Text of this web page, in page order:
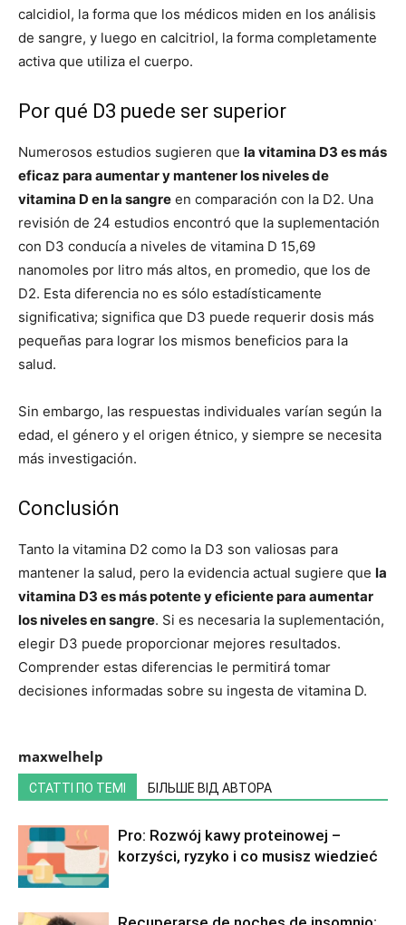
calcidiol, la forma que los médicos miden en los análisis
de sangre, y luego en calcitriol, la forma completamente
activa que utiliza el cuerpo.
Por qué D3 puede ser superior
Numerosos estudios sugieren que la vitamina D3 es más
eficaz para aumentar y mantener los niveles de
vitamina D en la sangre en comparación con la D2. Una
revisión de 24 estudios encontró que la suplementación
con D3 conducía a niveles de vitamina D 15,69
nanomoles por litro más altos, en promedio, que los de
D2. Esta diferencia no es sólo estadísticamente
significativa; significa que D3 puede requerir dosis más
pequeñas para lograr los mismos beneficios para la
salud.
Sin embargo, las respuestas individuales varían según la
edad, el género y el origen étnico, y siempre se necesita
más investigación.
Conclusión
Tanto la vitamina D2 como la D3 son valiosas para
mantener la salud, pero la evidencia actual sugiere que la
vitamina D3 es más potente y eficiente para aumentar
los niveles en sangre. Si es necesaria la suplementación,
elegir D3 puede proporcionar mejores resultados.
Comprender estas diferencias le permitirá tomar
decisiones informadas sobre su ingesta de vitamina D.
maxwelhelp
СТАТТІ ПО ТЕМІ БІЛЬШЕ ВІД АВТОРА
Pro: Rozwój kawy proteinowej –
korzyści, ryzyko i co musisz wiedzieć